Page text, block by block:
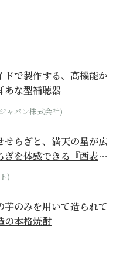
ドで製作する、高機能か
あな型補聴器
ャパン株式会社)
せらぎと、満天の星が広
ぎを体感できる『西表島
)
芋のみを用いて造られて
の本格焼酎